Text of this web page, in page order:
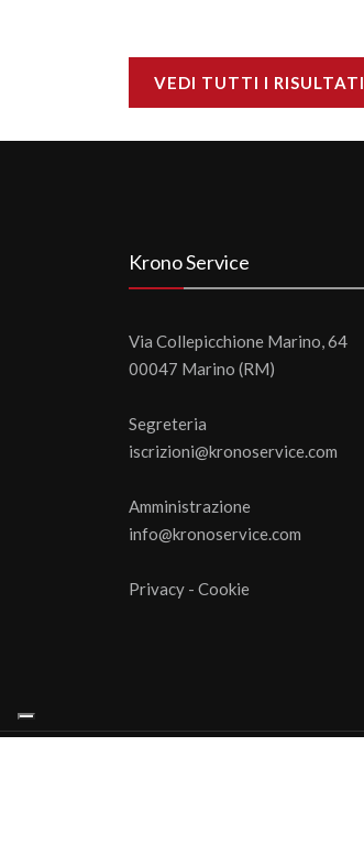
VEDI TUTTI I RISULTATI
Krono Service
Via Collepicchione Marino, 64
00047 Marino (RM)
Segreteria
iscrizioni@kronoservice.com
Amministrazione
info@kronoservice.com
Privacy - Cookie